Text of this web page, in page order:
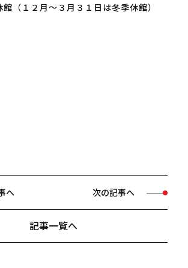
（１２月～３月３１日は冬季休館）
へ
記事一覧へ
次の記事へ